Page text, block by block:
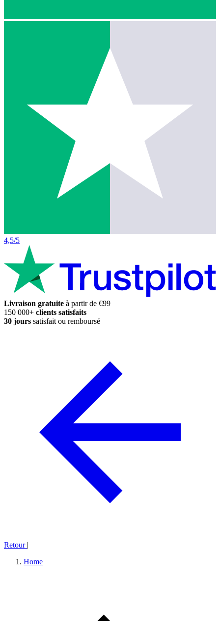
4,5/5
Livraison gratuite à partir de €99
150 000+ clients satisfaits
30 jours satisfait ou remboursé
Retour |
Home